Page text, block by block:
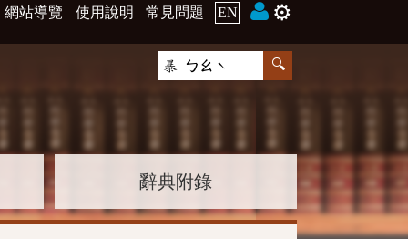
網站導覽 使用說明 常見問題 EN ⚙️
辭典附錄